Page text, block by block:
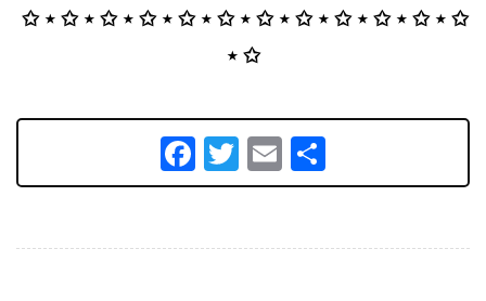
⁡ ✩ ⋆ ✩ ⋆ ✩ ⋆ ✩ ⋆ ✩ ⋆ ✩ ⋆ ✩ ⋆ ✩ ⋆ ✩ ⋆ ✩ ⋆ ✩ ⋆ ✩
⋆ ✩
Facebook
Twitter
Email
有